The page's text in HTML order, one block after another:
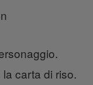
carta di riso.